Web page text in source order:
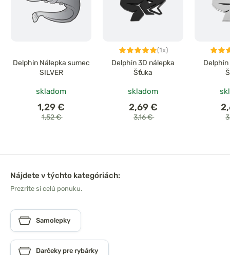
Delphin Nálepka sumec
SILVER
skladom
1,29 €
1,52 €
(1x)
Delphin 3D nálepka
Šťuka
skladom
2,69 €
3,16 €
Nájdete v týchto kategóriách:
Prezrite si celú ponuku.
Samolepky
Darčeky pre rybárky